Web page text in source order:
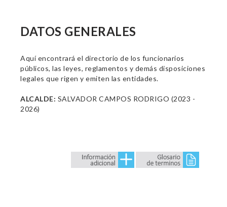
DATOS GENERALES
Aquí encontrará el directorio de los funcionarios
públicos, las leyes, reglamentos y demás disposiciones
legales que rigen y emiten las entidades.
ALCALDE: SALVADOR CAMPOS RODRIGO (2023 -
2026)